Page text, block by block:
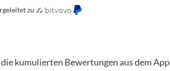
zu
kumulierten Bewertungen aus dem App